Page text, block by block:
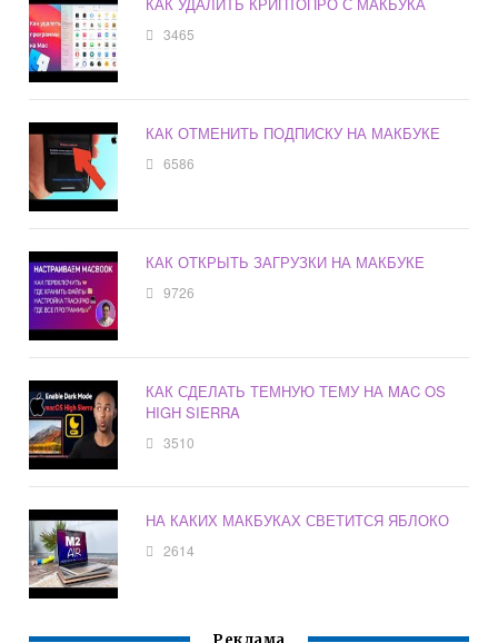
3465
КАК ОТМЕНИТЬ ПОДПИСКУ НА МАКБУКЕ
6586
КАК ОТКРЫТЬ ЗАГРУЗКИ НА МАКБУКЕ
9726
КАК СДЕЛАТЬ ТЕМНУЮ ТЕМУ НА MAC OS
HIGH SIERRA
3510
НА КАКИХ МАКБУКАХ СВЕТИТСЯ ЯБЛОКО
2614